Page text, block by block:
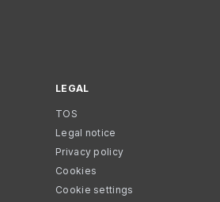
LEGAL
TOS
Legal notice
Privacy policy
Cookies
Cookie settings